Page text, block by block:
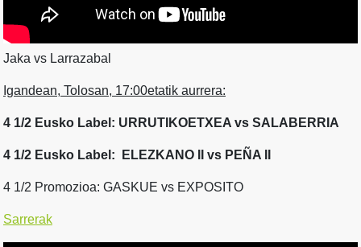
Jaka vs Larrazabal
Igandean, Tolosan, 17:00etatik aurrera:
4 1/2 Eusko Label: URRUTIKOETXEA vs SALABERRIA
4 1/2 Eusko Label: ELEZKANO II vs PEÑA II
4 1/2 Promozioa: GASKUE vs EXPOSITO
Sarrerak